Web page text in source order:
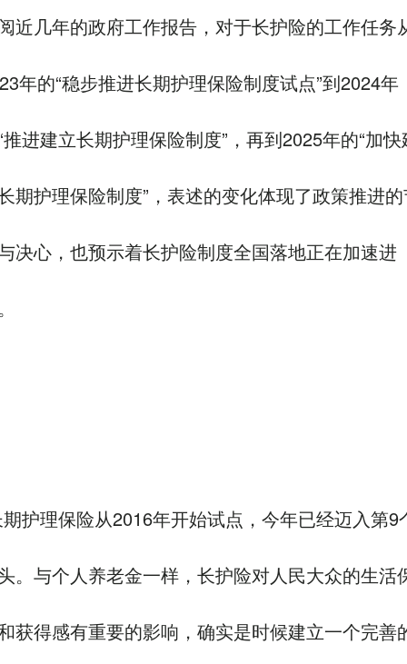
近几年的政府工作报告，对于长护险的工作任务
年的“稳步推进长期护理保险制度试点”到2024年
推进建立长期护理保险制度”，再到2025年的“加快
期护理保险制度”，表述的变化体现了政策推进
决心，也预示着长护险制度全国落地正在加速进
期护理保险从2016年开始试点，今年已经迈入第9
。与个人养老金一样，长护险对人民大众的生活
获得感有重要的影响，确实是时候建立一个完善